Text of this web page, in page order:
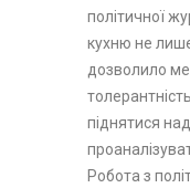
політичної
кухню не
дозволило
піднятися
Робота з